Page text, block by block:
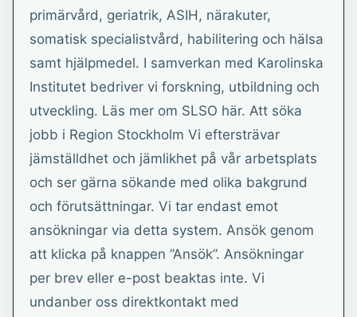
primärvård, geriatrik, ASIH, närakuter,
somatisk specialistvård, habilitering och hälsa
samt hjälpmedel. I samverkan med Karolinska
Institutet bedriver vi forskning, utbildning och
utveckling. Läs mer om SLSO här. Att söka
jobb i Region Stockholm Vi eftersträvar
jämställdhet och jämlikhet på vår arbetsplats
och ser gärna sökande med olika bakgrund
och förutsättningar. Vi tar endast emot
ansökningar via detta system. Ansök genom
att klicka på knappen ”Ansök”. Ansökningar
per brev eller e-post beaktas inte. Vi
undanber oss direktkontakt med